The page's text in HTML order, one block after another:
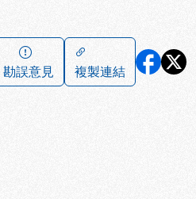
勘誤意見
複製連結